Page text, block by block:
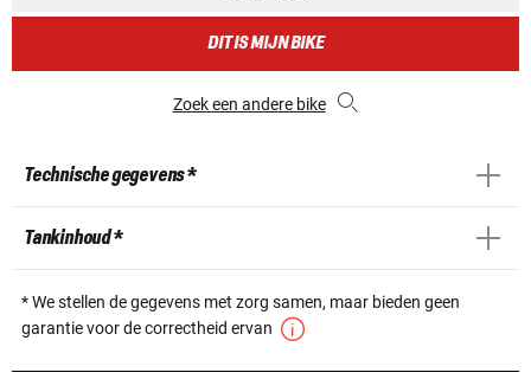
DIT IS MIJN BIKE
Zoek een andere bike
Technische gegevens *
Tankinhoud *
* We stellen de gegevens met zorg samen, maar bieden geen
garantie voor de correctheid ervan